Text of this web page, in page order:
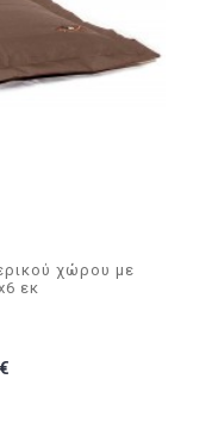
χώρου με
εκ